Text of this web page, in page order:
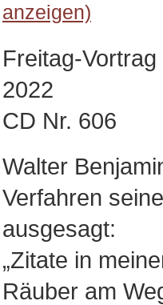
anzeigen)
Freitag-
2022
CD Nr. 606
Walter
Verfahren
ausgesagt:
„Zitate in
Räuber am